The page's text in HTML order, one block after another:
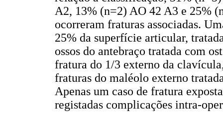
A2, 13% (n=2) AO 42 A3 e 25%
ocorreram fraturas associadas.
25% da superfície articular,
ossos do antebraço tratada com
fratura do 1/3 externo da
fraturas do maléolo externo
Apenas um caso de fratura
registadas complicações intra-